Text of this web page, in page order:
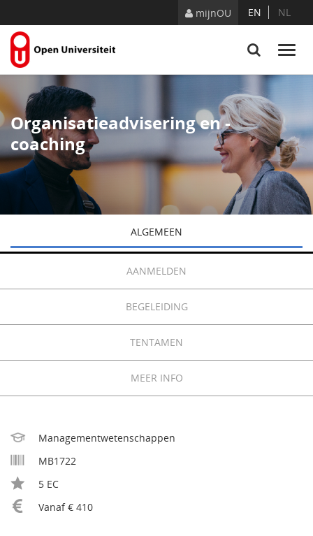
mijnOU EN NL
Organisatieadvisering en -
coaching
ALGEMEEN
AANMELDEN
BEGELEIDING
TENTAMEN
MEER INFO
Managementwetenschappen
MB1722
5 EC
Vanaf € 410